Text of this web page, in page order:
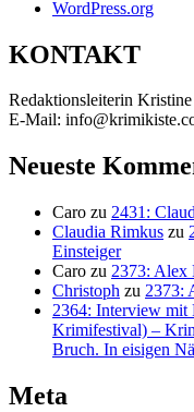
WordPress.org
KONTAKT
Redaktionsleiterin
E-Mail:
Neueste
Caro zu 2431:
Claudia Rimkus zu
Einsteiger
Caro zu 2373: Alex
Christoph zu 2373:
2364: Interview mit
Krimifestival) –
Bruch. In eisigen
Meta